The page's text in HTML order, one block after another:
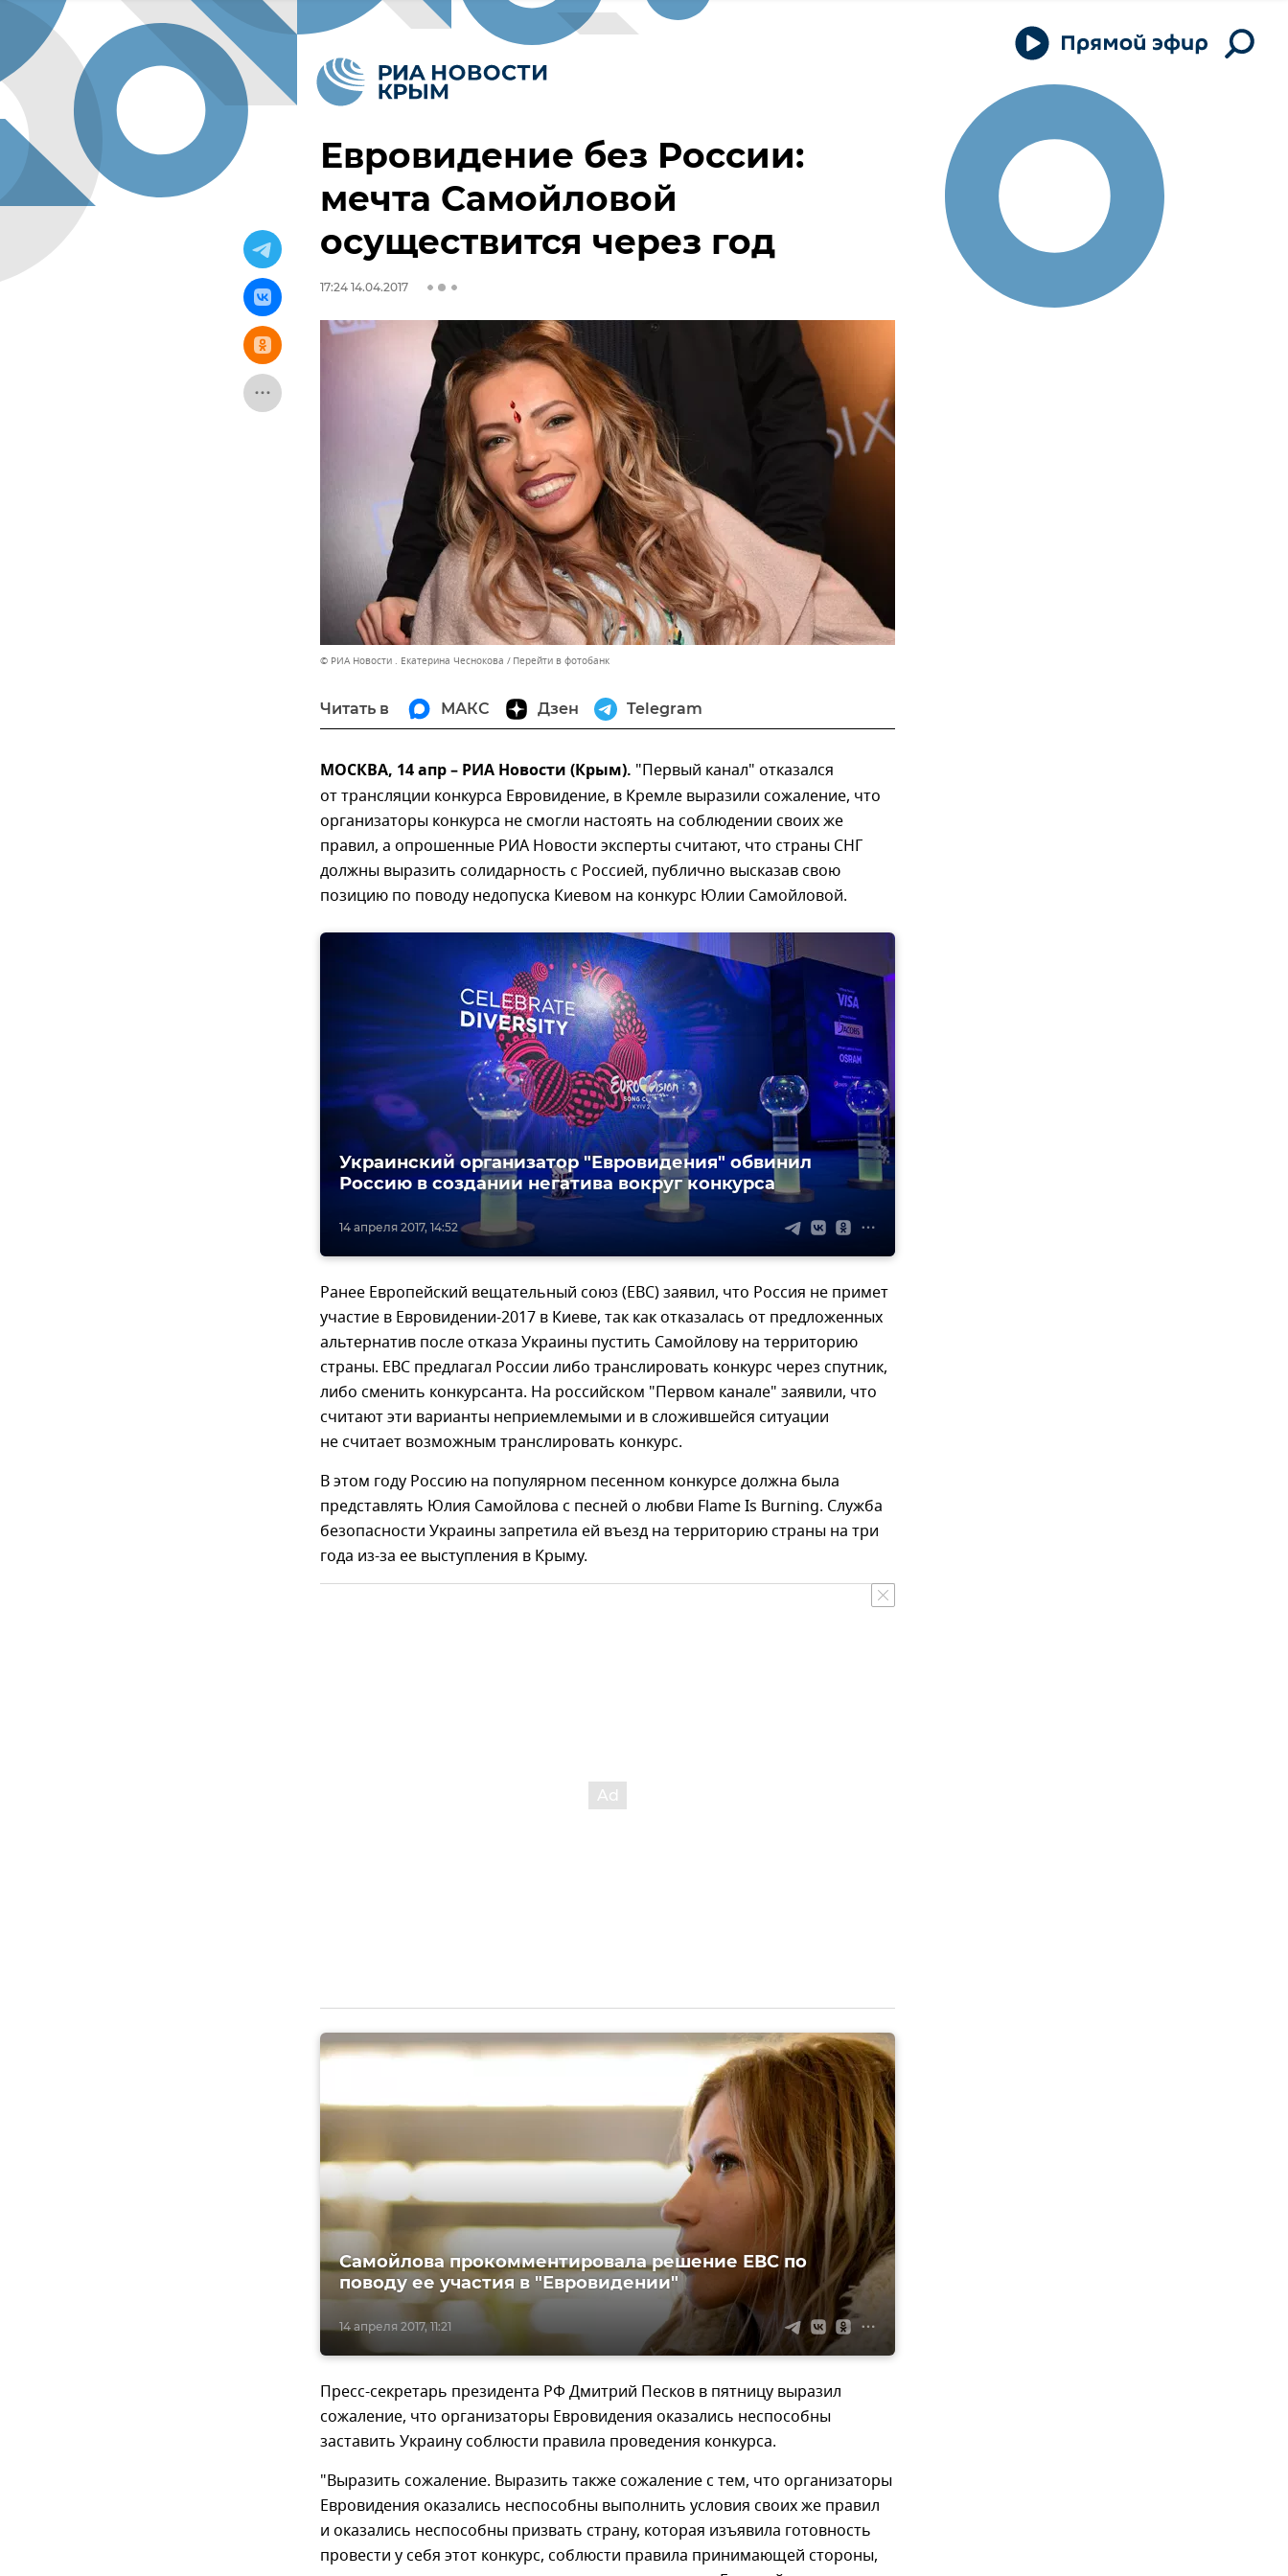
Евровидение без России:
мечта Самойловой
осуществится через год
17:24 14.04.2017
© РИА Новости . Екатерина Чеснокова Перейти в фотобанк
Читать в МАКС Дзен Telegram
МОСКВА, 14 апр – РИА Новости (Крым). "Первый канал" отказался
от трансляции конкурса Евровидение, в Кремле выразили сожаление, что
организаторы конкурса не смогли настоять на соблюдении своих же
правил, а опрошенные РИА Новости эксперты считают, что страны СНГ
должны выразить солидарность с Россией, публично высказав свою
позицию по поводу недопуска Киевом на конкурс Юлии Самойловой.
14 апреля 2017, 14:52
Украинский организатор "Евровидения" обвинил
Россию в создании негатива вокруг конкурса
Ранее Европейский вещательный союз (ЕВС) заявил, что Россия не примет
участие в Евровидении-2017 в Киеве, так как отказалась от предложенных
альтернатив после отказа Украины пустить Самойлову на территорию
страны. ЕВС предлагал России либо транслировать конкурс через спутник,
либо сменить конкурсанта. На российском "Первом канале" заявили, что
считают эти варианты неприемлемыми и в сложившейся ситуации
не считает возможным транслировать конкурс.
В этом году Россию на популярном песенном конкурсе должна была
представлять Юлия Самойлова с песней о любви Flame Is Burning. Служба
безопасности Украины запретила ей въезд на территорию страны на три
года из-за ее выступления в Крыму.
14 апреля 2017, 11:21
Самойлова прокомментировала решение ЕВС по
поводу ее участия в "Евровидении"
Пресс-секретарь президента РФ Дмитрий Песков в пятницу выразил
сожаление, что организаторы Евровидения оказались неспособны
заставить Украину соблюсти правила проведения конкурса.
"Выразить сожаление. Выразить также сожаление с тем, что организаторы
Евровидения оказались неспособны выполнить условия своих же правил
и оказались неспособны призвать страну, которая изъявила готовность
провести у себя этот конкурс, соблюсти правила принимающей стороны,